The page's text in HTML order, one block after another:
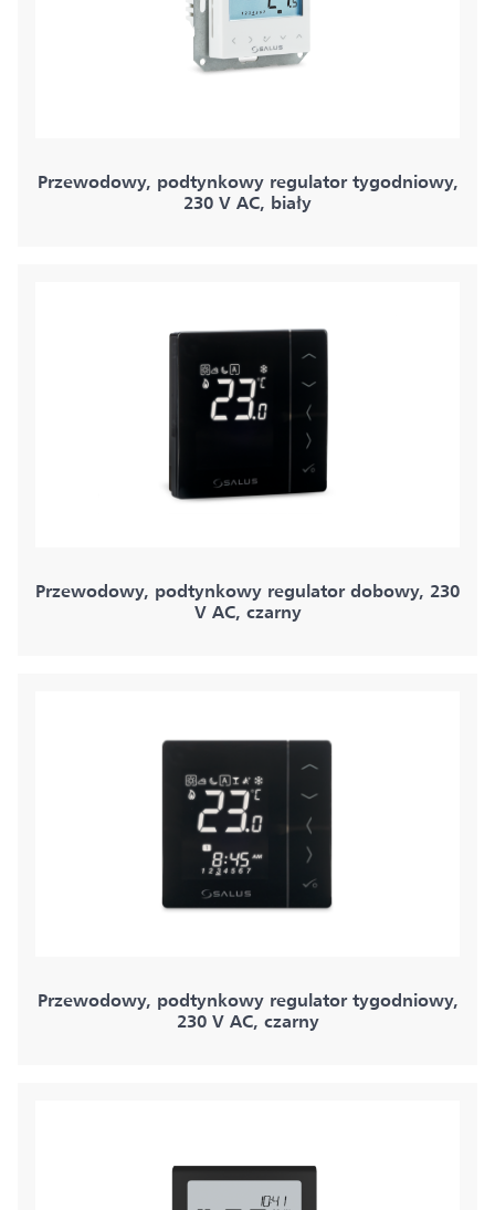
Przewodowy, podtynkowy regulator tygodniowy,
230 V AC, biały
Przewodowy, podtynkowy regulator dobowy, 230
V AC, czarny
Przewodowy, podtynkowy regulator tygodniowy,
230 V AC, czarny